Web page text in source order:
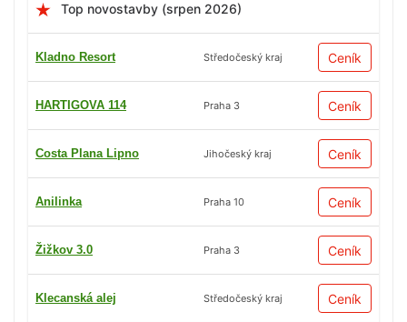
Top novostavby (srpen 2026)
Kladno Resort Středočeský kraj Ceník
HARTIGOVA 114 Praha 3 Ceník
Costa Plana Lipno Jihočeský kraj Ceník
Anilinka Praha 10 Ceník
Žižkov 3.0 Praha 3 Ceník
Klecanská alej Středočeský kraj Ceník